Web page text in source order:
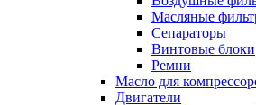
Масляные
Сепараторы
Винтовые блоки
Ремни
Масло для
Двигатели